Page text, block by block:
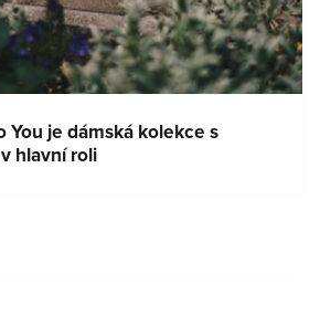
You je dámská kolekce s
hlavní roli